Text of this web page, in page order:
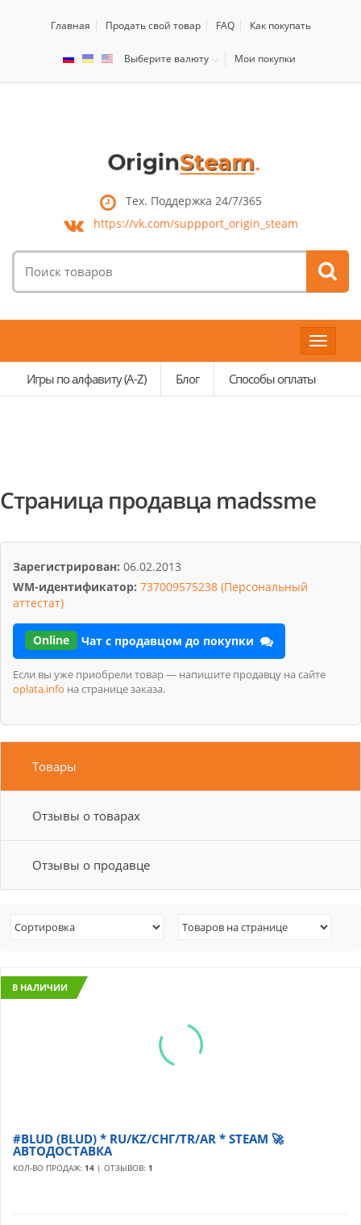
Главная Продать свой товар FAQ Как покупать
Выберите валюту Мои покупки
Тех. Поддержка 24/7/365
https://vk.com/suppport_origin_steam
товаров:
Toggle
Игры по алфавиту (A-Z)
Блог Способы оплаты
Страница продавца madssme
Зарегистрирован: 06.02.2013
WM-идентификатор: 737009575238 (Персональный
аттестат)
Online Чат с продавцом до покупки
Если вы уже приобрели товар — напишите продавцу на сайте
oplata.info на странице заказа.
Товары
Отзывы о товарах
Отзывы о продавце
В НАЛИЧИИ
#BLUD (BLUD) * RU/KZ/СНГ/TR/AR * STEAM 🚀
АВТОДОСТАВКА
КОЛ-ВО ПРОДАЖ: 14 | ОТЗЫВОВ: 1